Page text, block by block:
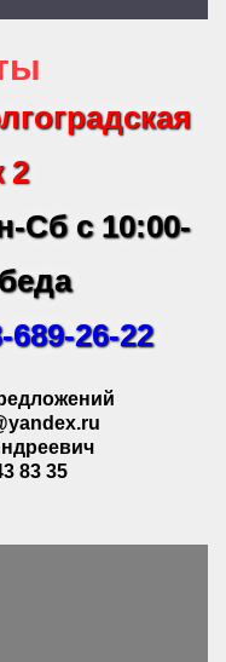
2
Сб с 10:00-
689-26-22
83 35